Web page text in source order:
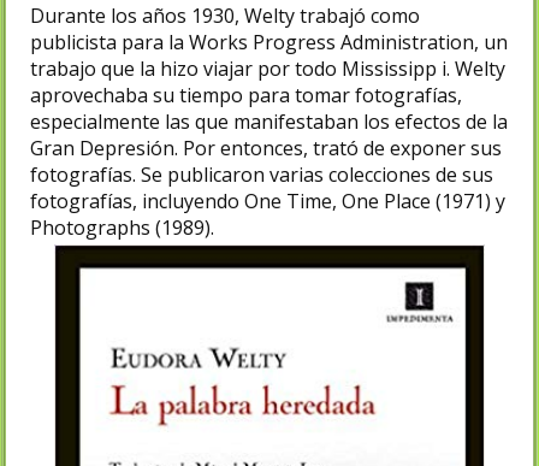
Durante los años 1930, Welty trabajó como
publicista para la Works Progress Administration, un
trabajo que la hizo viajar por todo Mississipp i. Welty
aprovechaba su tiempo para tomar fotografías,
especialmente las que manifestaban los efectos de la
Gran Depresión. Por entonces, trató de exponer sus
fotografías. Se publicaron varias colecciones de sus
fotografías, incluyendo One Time, One Place (1971) y
Photographs (1989).